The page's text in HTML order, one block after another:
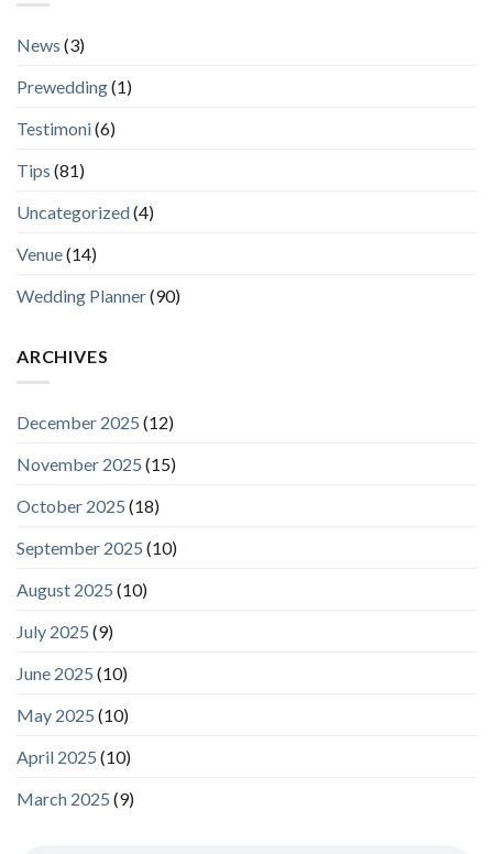
News (3)
Prewedding(1)
Testimoni(6)
Tips (81)
Uncategorized(4)
Venue(14)
Wedding Planner(90)
ARCHIVES
December 2025 (12)
November 2025 (15)
October 2025 (18)
September 2025 (10)
August 2025 (10)
July 2025 (9)
June 2025 (10)
May 2025 (10)
April 2025 (10)
March 2025 (9)